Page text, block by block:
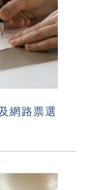
網路票選